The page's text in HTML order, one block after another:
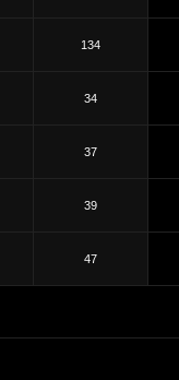
134
34
37
39
47